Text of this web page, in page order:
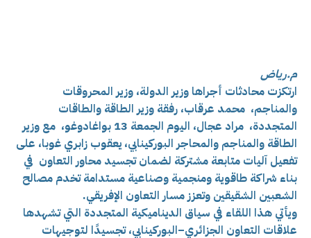
م.رياض
ارتكزت محادثات أجراها وزير الدولة، وزير المحروقات
والمناجم، محمد عرقاب، رفقة وزير الطاقة والطاقات
المتجددة، مراد عجال، اليوم الجمعة 13 بواغادوغو، مع وزير
الطاقة والمناجم والمحاجر البوركينابي، يعقوب زابري غوبا، على
تفعيل آليات متابعة مشتركة لضمان تجسيد محاور التعاون في
بناء شراكة طاقوية ومنجمية وصناعية مستدامة تخدم مصالح
الشعبين الشقيقين وتعزز مسار التعاون الإفريقي.
ويأتي هذا اللقاء في سياق الديناميكية المتجددة التي تشهدها
علاقات التعاون الجزائري–البوركينابي، تجسيدًا لتوجيهات